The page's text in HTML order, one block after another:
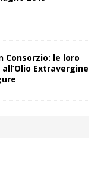
Consorzio: le loro
Extravergine